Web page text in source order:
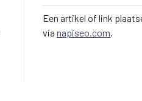
Een artikel of link
via napiseo.com